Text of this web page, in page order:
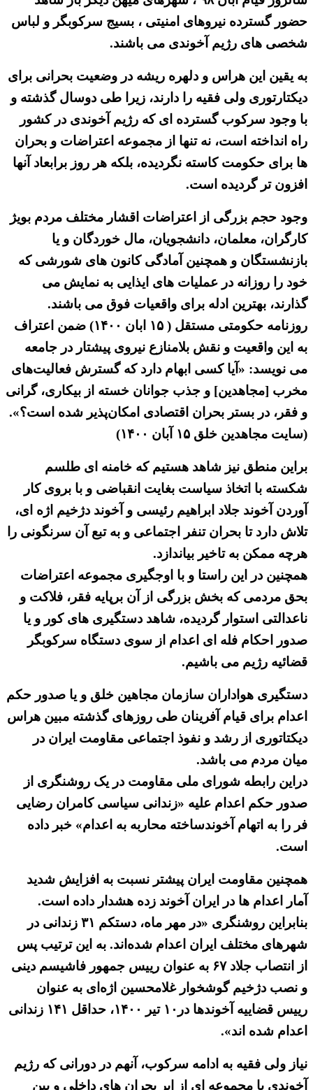
حضور گسترده نیروهای امنیتی ، بسیج سرکوبگر و لباس
شخصی های رژیم آخوندی می باشند.
به یقین این هراس و دلهره ریشه در وضعیت بحرانی برای
دیکتارتوری ولی فقیه را دارند، زیرا طی دوسال گذشته و
با وجود سرکوب گسترده ای که رژیم آخوندی در کشور
راه انداخته است، نه تنها از مجموعه اعتراضات و بحران
ها برای حکومت کاسته نگردیده، بلکه هر روز برابعاد آنها
افزون تر گردیده است.
وجود حجم بزرگی از اعتراضات اقشار مختلف مردم بویژ
کارگران، معلمان، دانشجویان، مال خوردگان و یا
بازنشستگان و همچنین آمادگی کانون های شورشی که
خود را روزانه در عملیات های ایذایی به نمایش می
گذارند، بهترین ادله برای واقعیات فوق می باشند.
روزنامه حکومتی مستقل ( ۱۵ ابان ۱۴۰۰) ضمن اعتراف
به این واقعیت و نقش بلامنازع نیروی پیشتار در جامعه
می نویسد: «آیا کسی ابهام دارد که گسترش فعالیت‌های
مخرب [مجاهدین] و جذب جوانان خسته از بیکاری، گرانی
و فقر، در بستر بحران اقتصادی امکان‌پذیر شده است؟».
(سایت مجاهدین خلق ۱۵ آبان ۱۴۰۰)
براین منطق نیز شاهد هستیم که خامنه ای طلسم
شکسته با اتخاذ سیاست بغایت انقباضی و با بروی کار
آوردن آخوند جلاد ابراهیم رئیسی و آخوند دژخیم اژه ای،
تلاش دارد تا بحران تنفر اجتماعی و به تبع آن سرنگونی را
هرچه ممکن به تاخیر بیاندازد.
همچنین در این راستا و با اوجگیری مجموعه اعتراضات
بحق مردمی که بخش بزرگی از آن برپایه فقر، فلاکت و
ناعدالتی استوار گردیده، شاهد دستگیری های کور و یا
صدور احکام فله ای اعدام از سوی دستگاه سرکوبگر
قضائیه رژیم می باشیم.
دستگیری هواداران سازمان مجاهین خلق و یا صدور حکم
اعدام برای قیام آفرینان طی روزهای گذشته مبین هراس
دیکتاتوری از رشد و نفوذ اجتماعی مقاومت ایران در
میان مردم می باشد.
دراین رابطه شورای ملی مقاومت در یک روشنگری از
صدور حکم اعدام علیه «زندانی سیاسی کامران رضایی
فر را به اتهام آخوند‌ساخته محاربه به اعدام» خبر داده
است.
همچنین مقاومت ایران پیشتر نسبت به افزایش شدید
آمار اعدام ها در ایران آخوند زده هشدار داده است.
بنابراین روشنگری «در مهر ماه، دستکم ۳۱ زندانی در
شهرهای مختلف ایران اعدام شده‌اند. به این ترتیب پس
از انتصاب جلاد ۶۷ به عنوان رییس جمهور فاشیسم دینی
و نصب دژخیم گوشخوار غلامحسین اژه‌ای به عنوان
رییس قضاییه آخوندها در۱۰ تیر ۱۴۰۰، حداقل ۱۴۱ زندانی
اعدام شده اند».
نیاز ولی فقیه به ادامه سرکوب، آنهم در دورانی که رژیم
آخوندی با مجموعه ای از ابر بحران های داخلی و بین